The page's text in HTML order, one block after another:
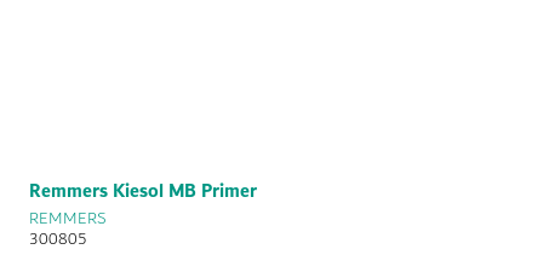
Remmers Kiesol MB Primer
REMMERS
300805